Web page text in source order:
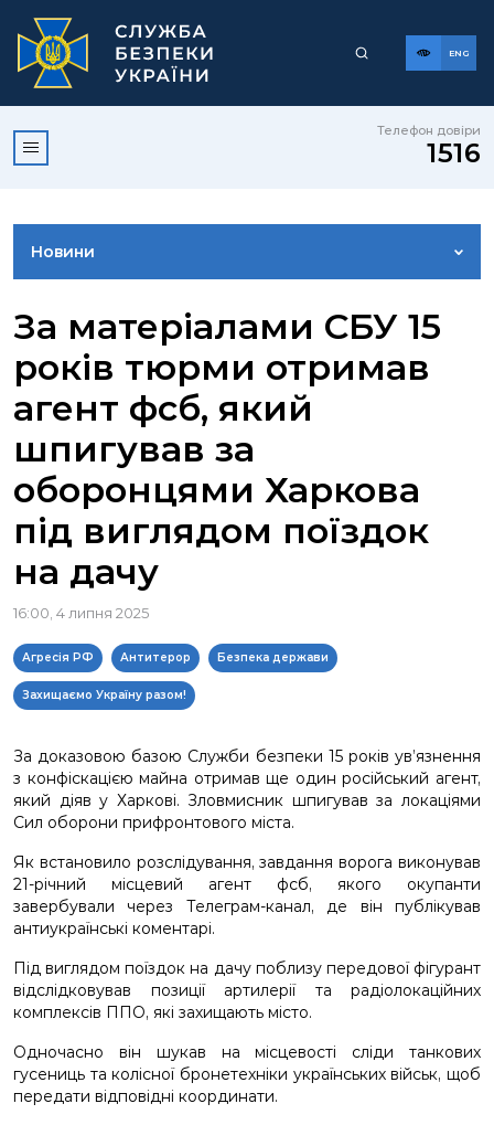
ENG
Телефон довіри
1516
Новини
ВІДЕОГАЛЕРЕЯ
КОНТАКТИ ПРЕСЦЕНТРУ
За матеріалами СБУ 15
років тюрми отримав
агент фсб, який
шпигував за
оборонцями Харкова
під виглядом поїздок
на дачу
16:00, 4 липня 2025
Агресія РФ Антитерор Безпека держави
Захищаємо Україну разом!
За доказовою базою Служби безпеки 15 років ув’язнення
з конфіскацією майна отримав ще один російський агент,
який діяв у Харкові. Зловмисник шпигував за локаціями
Сил оборони прифронтового міста.
Як встановило розслідування, завдання ворога виконував
21-річний місцевий агент фсб, якого окупанти
завербували через Телеграм-канал, де він публікував
антиукраїнські коментарі.
Під виглядом поїздок на дачу поблизу передової фігурант
відслідковував позиції артилерії та радіолокаційних
комплексів ППО, які захищають місто.
Одночасно він шукав на місцевості сліди танкових
гусениць та колісної бронетехніки українських військ, щоб
передати відповідні координати.